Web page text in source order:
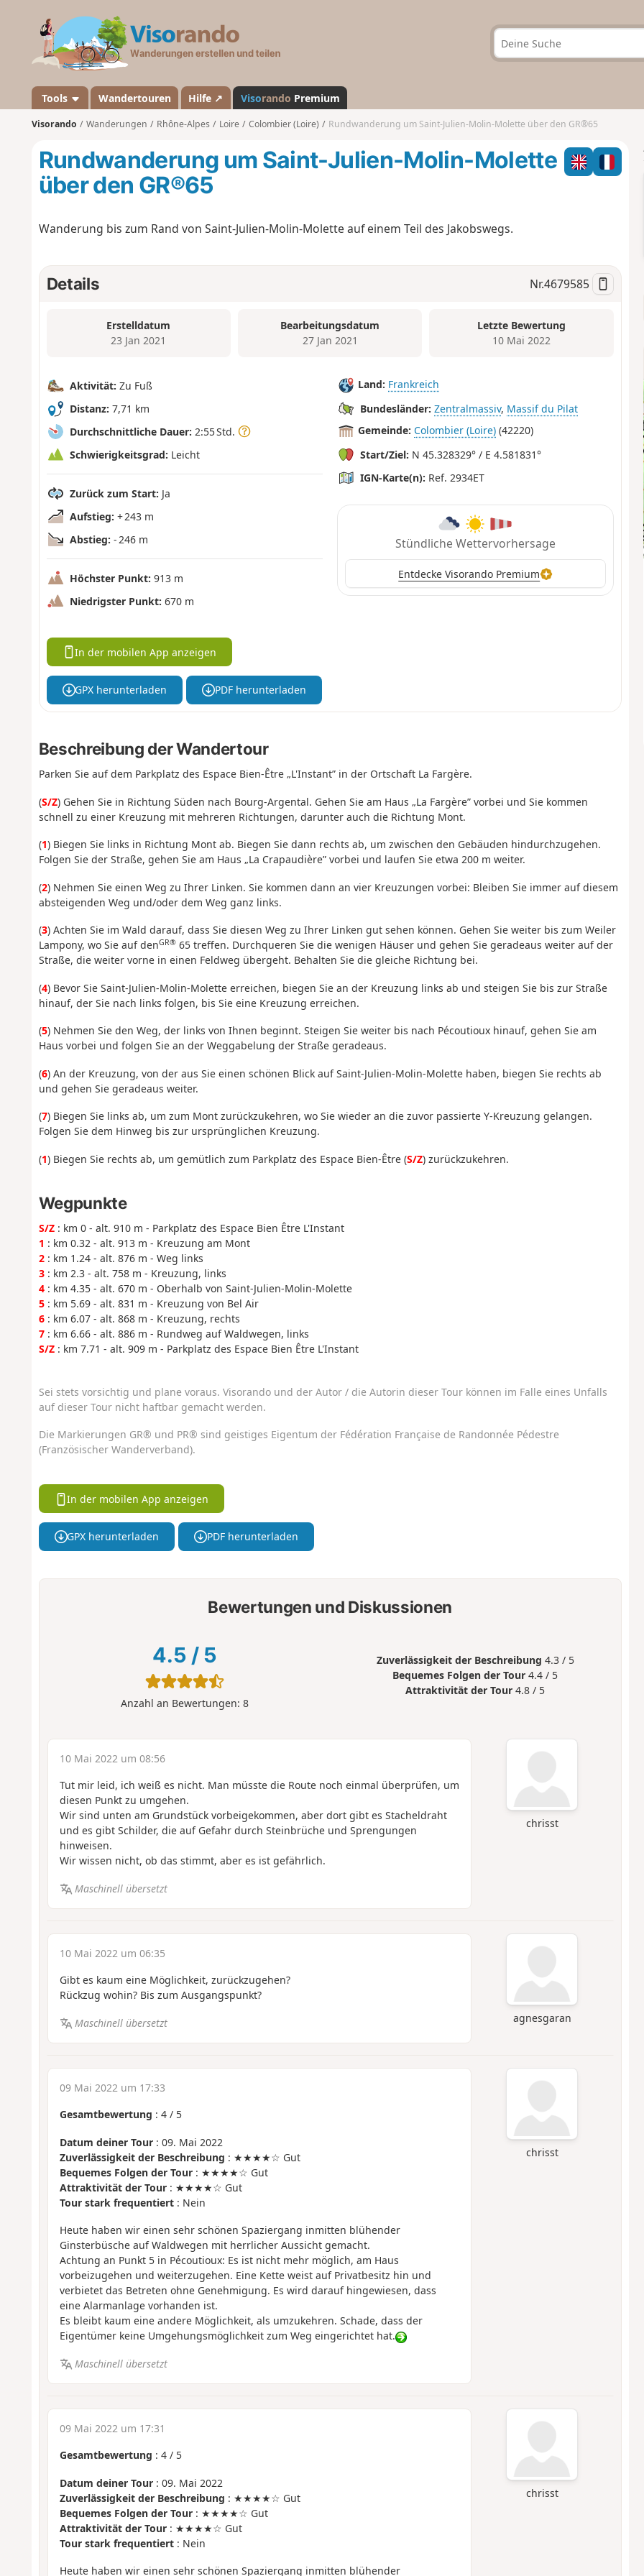
a
n
d
Tools Wandertouren Hilfe ↗ Visorando Premium
Visorando Wanderungen Rhône-Alpes Loire Colombier (Loire) Rundwanderung um Saint-Julien-Molin-Molette über den GR®65
Rundwanderung um Saint-Julien-Molin-Molette
über den GR®65
Wanderung bis zum Rand von Saint-Julien-Molin-Molette auf einem Teil des Jakobswegs.
Details Nr.4679585
Erstelldatum
23 Jan 2021
Bearbeitungsdatum
27 Jan 2021
Letzte Bewertung
10 Mai 2022
Aktivität: Zu Fuß
Distanz: 7,71 km
Durchschnittliche Dauer: 2:55 Std.
Schwierigkeitsgrad: Leicht
Zurück zum Start: Ja
Aufstieg: + 243 m
Abstieg: - 246 m
Höchster Punkt: 913 m
Niedrigster Punkt: 670 m
Land: Frankreich
Bundesländer: Zentralmassiv, Massif du Pilat
Gemeinde: Colombier (Loire) (42220)
Start/Ziel: N 45.328329° / E 4.581831°
IGN-Karte(n): Ref. 2934ET
Stündliche Wettervorhersage
Entdecke Visorando Premium
In der mobilen App anzeigen
GPX herunterladen PDF herunterladen
Beschreibung der Wandertour
Parken Sie auf dem Parkplatz des Espace Bien-Être „L'Instant” in der Ortschaft La Fargère.
(S/Z) Gehen Sie in Richtung Süden nach Bourg-Argental. Gehen Sie am Haus „La Fargère” vorbei und Sie kommen
schnell zu einer Kreuzung mit mehreren Richtungen, darunter auch die Richtung Mont.
(1) Biegen Sie links in Richtung Mont ab. Biegen Sie dann rechts ab, um zwischen den Gebäuden hindurchzugehen.
Folgen Sie der Straße, gehen Sie am Haus „La Crapaudière” vorbei und laufen Sie etwa 200 m weiter.
(2) Nehmen Sie einen Weg zu Ihrer Linken. Sie kommen dann an vier Kreuzungen vorbei: Bleiben Sie immer auf diesem
absteigenden Weg und/oder dem Weg ganz links.
(3) Achten Sie im Wald darauf, dass Sie diesen Weg zu Ihrer Linken gut sehen können. Gehen Sie weiter bis zum Weiler
Lampony, wo Sie auf denGR®65 treffen. Durchqueren Sie die wenigen Häuser und gehen Sie geradeaus weiter auf der
Straße, die weiter vorne in einen Feldweg übergeht. Behalten Sie die gleiche Richtung bei.
(4) Bevor Sie Saint-Julien-Molin-Molette erreichen, biegen Sie an der Kreuzung links ab und steigen Sie bis zur Straße
hinauf, der Sie nach links folgen, bis Sie eine Kreuzung erreichen.
(5) Nehmen Sie den Weg, der links von Ihnen beginnt. Steigen Sie weiter bis nach Pécoutioux hinauf, gehen Sie am
Haus vorbei und folgen Sie an der Weggabelung der Straße geradeaus.
(6) An der Kreuzung, von der aus Sie einen schönen Blick auf Saint-Julien-Molin-Molette haben, biegen Sie rechts ab
und gehen Sie geradeaus weiter.
(7) Biegen Sie links ab, um zum Mont zurückzukehren, wo Sie wieder an die zuvor passierte Y-Kreuzung gelangen.
Folgen Sie dem Hinweg bis zur ursprünglichen Kreuzung.
(1) Biegen Sie rechts ab, um gemütlich zum Parkplatz des Espace Bien-Être (S/Z) zurückzukehren.
Wegpunkte
S/Z: km 0 - alt. 910 m - Parkplatz des Espace Bien Être L'Instant
1 : km 0.32 - alt. 913 m - Kreuzung am Mont
2: km 1.24 - alt. 876 m - Weg links
3: km 2.3 - alt. 758 m - Kreuzung, links
4: km 4.35 - alt. 670 m - Oberhalb von Saint-Julien-Molin-Molette
5: km 5.69 - alt. 831 m - Kreuzung von Bel Air
6: km 6.07 - alt. 868 m - Kreuzung, rechts
7: km 6.66 - alt. 886 m - Rundweg auf Waldwegen, links
S/Z: km 7.71 - alt. 909 m - Parkplatz des Espace Bien Être L'Instant
Sei stets vorsichtig und plane voraus. Visorando und der Autor / die Autorin dieser Tour können im Falle eines Unfalls
auf dieser Tour nicht haftbar gemacht werden.
Die Markierungen GR® und PR® sind geistiges Eigentum der Fédération Française de Randonnée Pédestre
(Französischer Wanderverband).
In der mobilen App anzeigen
GPX herunterladen PDF herunterladen
Bewertungen und Diskussionen
4.5 / 5
Anzahl an Bewertungen: 8
Zuverlässigkeit der Beschreibung 4.3 / 5
Bequemes Folgen der Tour 4.4 / 5
Attraktivität der Tour 4.8 / 5
chrisst
10 Mai 2022 um 08:56
Tut mir leid, ich weiß es nicht. Man müsste die Route noch einmal überprüfen, um
diesen Punkt zu umgehen.
Wir sind unten am Grundstück vorbeigekommen, aber dort gibt es Stacheldraht
und es gibt Schilder, die auf Gefahr durch Steinbrüche und Sprengungen
hinweisen.
Wir wissen nicht, ob das stimmt, aber es ist gefährlich.
Maschinell übersetzt
agnesgaran
10 Mai 2022 um 06:35
Gibt es kaum eine Möglichkeit, zurückzugehen?
Rückzug wohin? Bis zum Ausgangspunkt?
Maschinell übersetzt
chrisst
09 Mai 2022 um 17:33
Gesamtbewertung : 4/ 5
Datum deiner Tour: 09. Mai 2022
Zuverlässigkeit der Beschreibung : ★★★★☆ Gut
Bequemes Folgen der Tour: ★★★★☆ Gut
Attraktivität der Tour: ★★★★☆ Gut
Tour stark frequentiert: Nein
Heute haben wir einen sehr schönen Spaziergang inmitten blühender
Ginsterbüsche auf Waldwegen mit herrlicher Aussicht gemacht.
Achtung an Punkt 5 in Pécoutioux: Es ist nicht mehr möglich, am Haus
vorbeizugehen und weiterzugehen. Eine Kette weist auf Privatbesitz hin und
verbietet das Betreten ohne Genehmigung. Es wird darauf hingewiesen, dass
eine Alarmanlage vorhanden ist.
Es bleibt kaum eine andere Möglichkeit, als umzukehren. Schade, dass der
Eigentümer keine Umgehungsmöglichkeit zum Weg eingerichtet hat.
Maschinell übersetzt
chrisst
09 Mai 2022 um 17:31
Gesamtbewertung : 4/ 5
Datum deiner Tour: 09. Mai 2022
Zuverlässigkeit der Beschreibung : ★★★★☆ Gut
Bequemes Folgen der Tour: ★★★★☆ Gut
Attraktivität der Tour: ★★★★☆ Gut
Tour stark frequentiert: Nein
Heute haben wir einen sehr schönen Spaziergang inmitten blühender